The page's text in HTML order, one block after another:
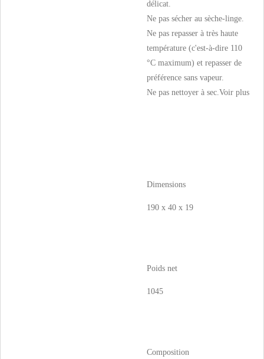
délicat.
Ne pas sécher au sèche-linge.
Ne pas repasser à très haute
température (c'est-à-dire 110
°C maximum) et repasser de
préférence sans vapeur.
Ne pas nettoyer à sec.Voir plus
Dimensions
190 x 40 x 19
Poids net
1045
Composition